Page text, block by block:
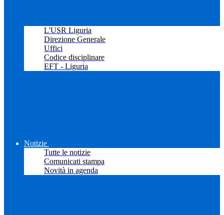
L'USR Liguria
Direzione Generale
Uffici
Codice disciplinare
EFT - Liguria
Notizie
Tutte le notizie
Comunicati stampa
Novità in agenda